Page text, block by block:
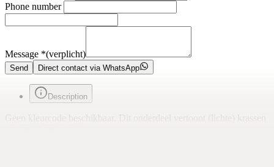
Phone number
Message *(verplicht)
Send Direct contact via WhatsApp
Description
Geen kleurcode beschikbaar. Dit onderdeel vertoont (lichte) krassen